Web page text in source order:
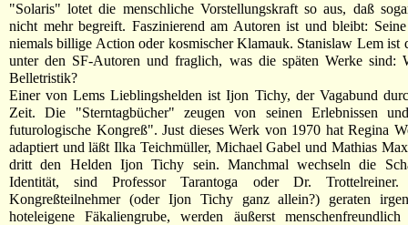
"Solaris" lotet die menschliche Vorstellungskraft so aus, daß
nicht mehr begreift. Faszinierend am Autoren ist und bleibt:
niemals billige Action oder kosmischer Klamauk. Stanislaw Lem ist
unter den SF-Autoren und fraglich, was die späten Werke sind:
Belletristik?
Einer von Lems Lieblingshelden ist Ijon Tichy, der Vagabund
Zeit. Die "Sterntagbücher" zeugen von seinen Erlebnissen
futurologische Kongreß". Just dieses Werk von 1970 hat Regina
adaptiert und läßt Ilka Teichmüller, Michael Gabel und Mathias
dritt den Helden Ijon Tichy sein. Manchmal wechseln die
Identität, sind Professor Tarantoga oder Dr.
Kongreßteilnehmer (oder Ijon Tichy ganz allein?) geraten
hoteleigene Fäkaliengrube, werden äußerst menschenfreundlich